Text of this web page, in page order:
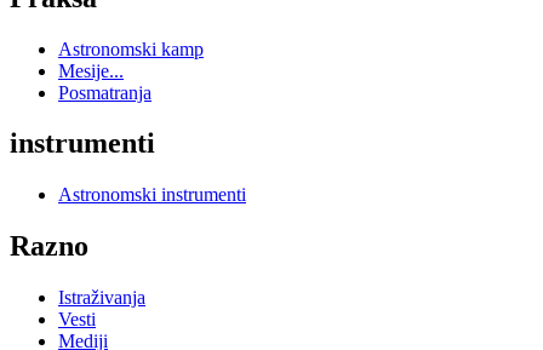
Astronomski kamp
Mesije...
Posmatranja
instrumenti
Astronomski instrumenti
Razno
Istraživanja
Vesti
Mediji